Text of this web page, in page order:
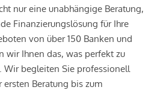
nur eine unabhängige Beratung,
Finanzierungslösung für Ihre
von über 150 Banken und
wir Ihnen das, was perfekt zu
Wir begleiten Sie professionell
Beratung bis zum